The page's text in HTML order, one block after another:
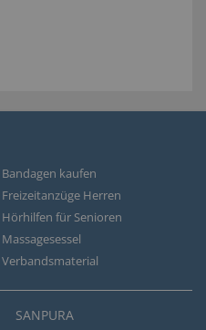
Bandagen kaufen
Freizeitanzüge Herren
Hörhilfen für Senioren
Massagesessel
Verbandsmaterial
SANPURA